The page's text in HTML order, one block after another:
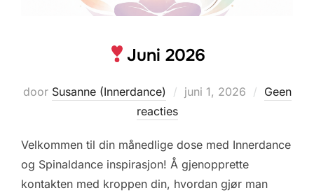
Juni 2026
door Susanne (Innerdance)
Geplaatst
juni 1, 2026
Geen
reacties
Velkommen til din månedlige dose med Innerdance
og Spinaldance inspirasjon! Å gjenopprette
kontakten med kroppen din, hvordan gjør man